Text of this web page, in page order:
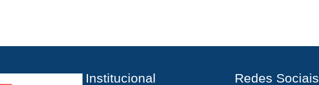
Institucional Redes Sociais